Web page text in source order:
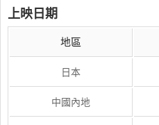
上映日期
地區
日本
中國內地